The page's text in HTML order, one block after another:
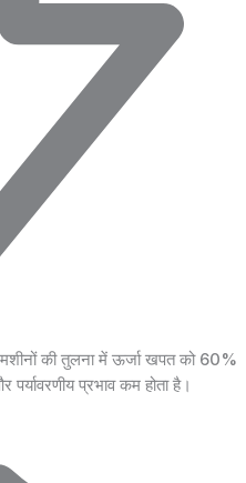
मशीनों की तुलना में ऊर्जा खपत को 60%
प्रभाव कम होता है।